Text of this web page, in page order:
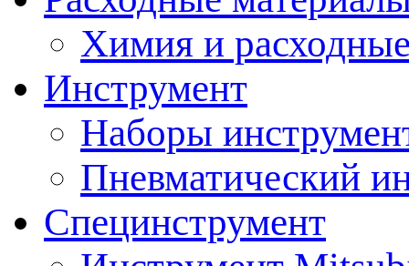
Химия и
Инструмент
Наборы
Пневматический
Специнструмент